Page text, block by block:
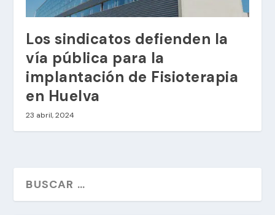
Los sindicatos defienden la
vía pública para la
implantación de Fisioterapia
en Huelva
23 abril, 2024